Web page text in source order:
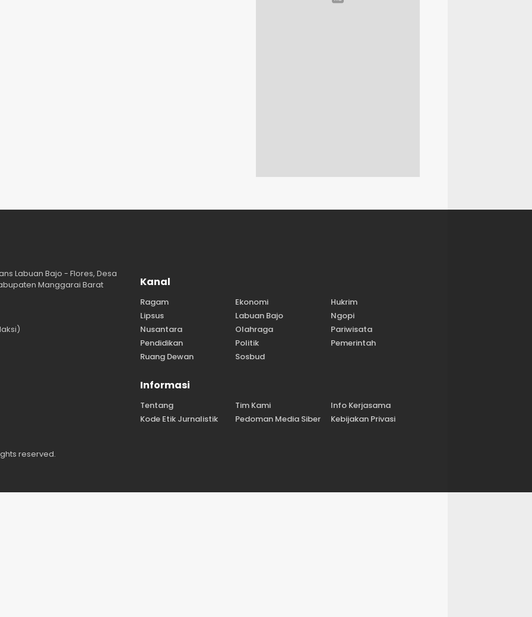
Labuan Bajo - Flores, Desa
Manggarai Barat
Kanal
Ragam Ekonomi
Hukrim
Lipsus
Labuan Bajo
Ngopi
Nusantara
Olahraga
Pariwisata
Pendidikan
Politik
Pemerintah
Ruang Dewan
Sosbud
Informasi
Tentang Tim Kami
Info Kerjasama
Kode Etik Jurnalistik
Pedoman Media Siber Kebijakan Privasi
reserved.